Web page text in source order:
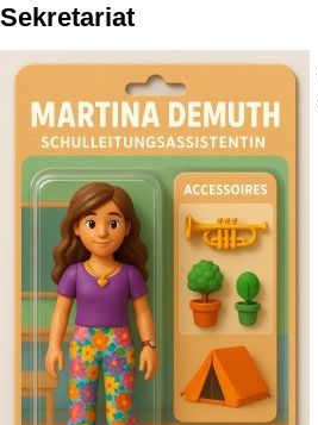
Sekretariat